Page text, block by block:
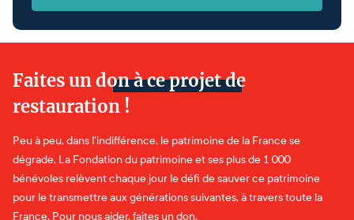
Faites un don à ce projet de
restauration !
Peu à peu, dans l'indifférence, le patrimoine de la France se
dégrade. La Fondation du patrimoine et ses plus de 1 000
bénévoles relèvent chaque jour le défi de sauver ce patrimoine
pour le transmettre aux générations suivantes, à travers toute la
France. Pour nous aider, faites un don.